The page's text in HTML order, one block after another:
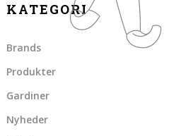
KATEGORI
Brands
Produkter
Gardiner
Nyheder